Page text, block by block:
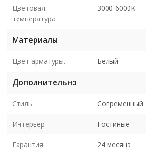
Цветовая
температура
3000-6000K
Материалы
Цвет арматуры. Белый
Дополнительно
Стиль Современный
Интерьер Гостиные
Гарантия 24 месяца